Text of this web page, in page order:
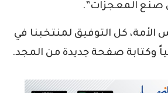
صنع المعجزات”.
كل التوفيق لمنتخبنا في
وكتابة صفحة جديدة من المجد.